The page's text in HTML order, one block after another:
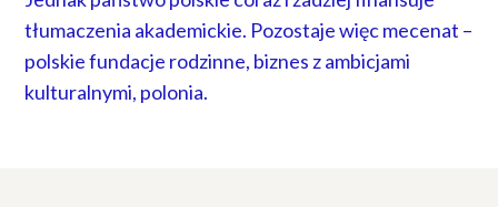
tłumaczenia akademickie. Pozostaje więc mecenat –
polskie fundacje rodzinne, biznes z ambicjami
kulturalnymi, polonia.